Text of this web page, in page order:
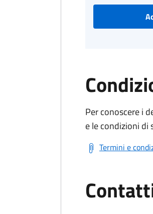
Per conoscere i
e le condizioni di
Termini e